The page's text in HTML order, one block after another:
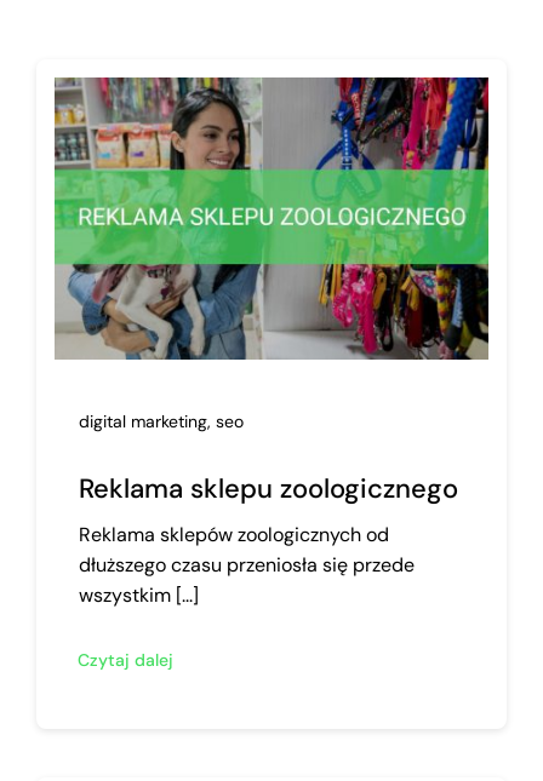
digital marketing, seo
Reklama sklepu zoologicznego
Reklama sklepów zoologicznych od
dłuższego czasu przeniosła się przede
wszystkim [...]
Czytaj dalej